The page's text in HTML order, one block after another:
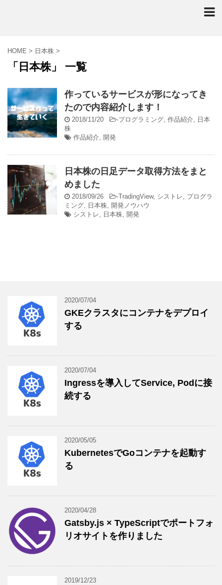
HOME > 日本株 >
「日本株」 一覧
作っているサービスが形になってき
たので内容紹介します！
2018/11/20 -プログラミング, 作品紹介, 日本
株
作品紹介, 開発
日本株の日足データ取得方法をまと
めました
2018/09/26 -TradingView, シストレ, プログラ
ミング, 日本株, 開発ノウハウ
シストレ, 日本株, 開発
2020/07/04
GKEクラスタにコンテナをデプロイ
する
2020/07/04
Ingressを導入してService, Podに接
続する
2020/05/05
KubernetesでGoコンテナを起動す
る
2020/04/28
Gatsby.js × TypeScriptでポートフォ
リオサイトを作りました
2019/12/23